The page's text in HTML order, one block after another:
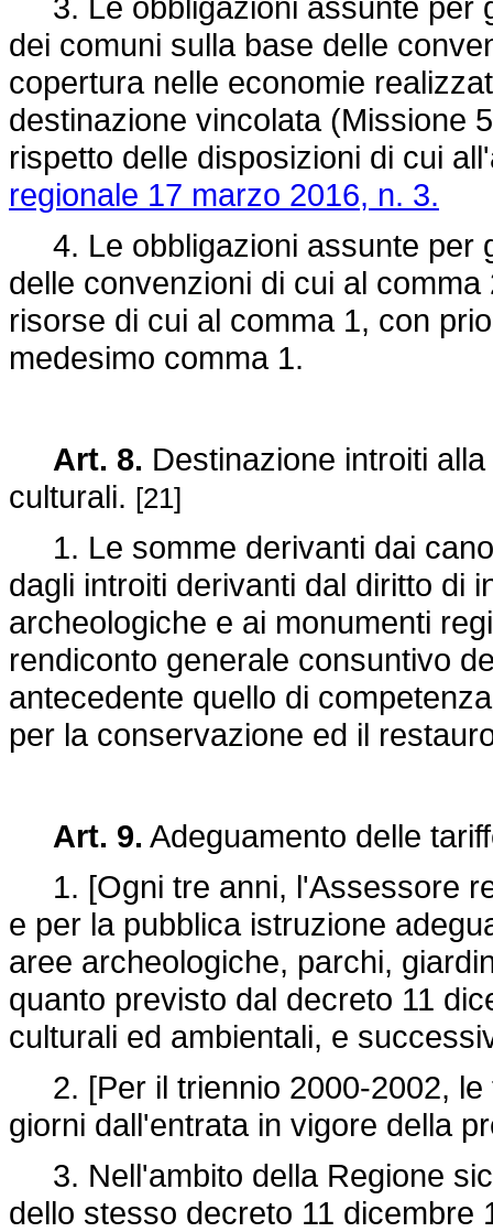
dei comuni sulla base delle
copertura nelle economie
destinazione vincolata (Missione
rispetto delle disposizioni di cui
regionale 17 marzo 2016, n. 3.
4. Le obbligazioni assunte per
delle convenzioni di cui al
risorse di cui al comma 1, con
medesimo comma 1.
Art. 8. Destinazione introiti
culturali. [21]
1. Le somme derivanti dai
dagli introiti derivanti dal diritto di
archeologiche e ai monumenti
rendiconto generale consuntivo
antecedente quello di
per la conservazione ed il
Art. 9. Adeguamento delle
1. [Ogni tre anni, l'Assessore
e per la pubblica istruzione
aree archeologiche, parchi,
quanto previsto dal decreto 11
culturali ed ambientali, e
2. [Per il triennio 2000-2002, le
giorni dall'entrata in vigore della
3. Nell'ambito della Regione
dello stesso decreto 11 dicembre